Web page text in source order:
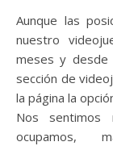
Aunque las
nuestro
meses y desde
sección de
la página la
Nos sentimos
ocupamos,